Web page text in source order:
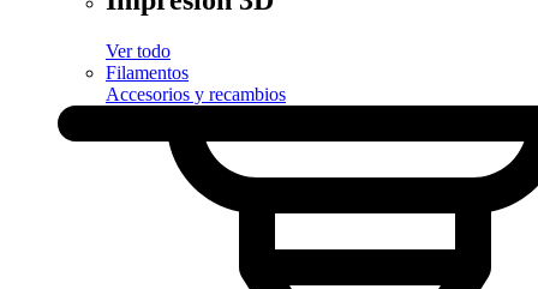
Ver todo
Filamentos
Accesorios y recambios